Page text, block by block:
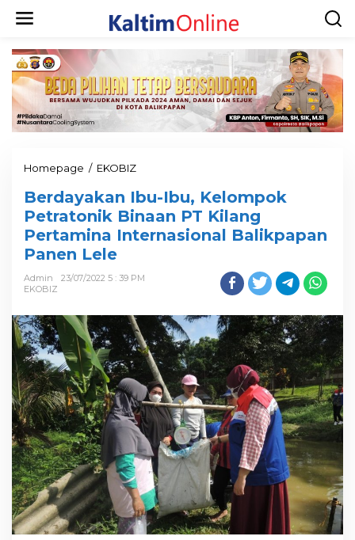
Homepage / EKOBIZ
Berdayakan Ibu-Ibu, Kelompok
Petratonik Binaan PT Kilang
Pertamina Internasional Balikpapan
Panen Lele
Admin
23/07/2022 5 : 39 PM
EKOBIZ